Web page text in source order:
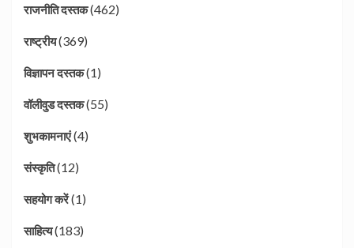
राजनीति दस्तक(462)
राष्ट्रीय(369)
विज्ञापन दस्तक(1)
वॉलीवुड दस्तक(55)
शुभकामनाएं(4)
संस्कृति(12)
सहयोग करें(1)
साहित्य(183)